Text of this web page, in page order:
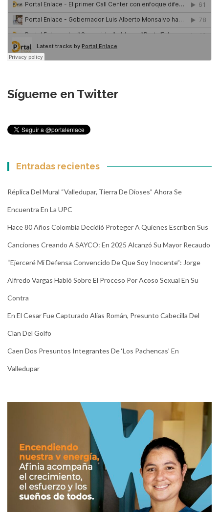
Sígueme en Twitter
Entradas recientes
Réplica Del Mural “Valledupar, Tierra De Dioses” Ahora Se
Encuentra En La UPC
Hace 80 Años Colombia Decidió Proteger A Quienes Escriben Sus
Canciones Creando A SAYCO: En 2025 Alcanzó Su Mayor Recaudo
“Ejerceré Mi Defensa Convencido De Que Soy Inocente”: Jorge
Alfredo Vargas Habló Sobre El Proceso Por Acoso Sexual En Su
Contra
En El Cesar Fue Capturado Alias Román, Presunto Cabecilla Del
Clan Del Golfo
Caen Dos Presuntos Integrantes De ‘Los Pachencas’ En
Valledupar